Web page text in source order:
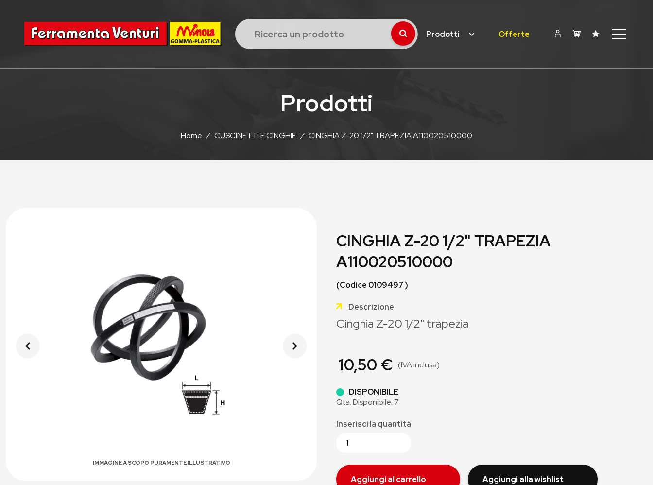
Prodotti Offerte
Prodotti
Home / CUSCINETTI E CINGHIE / CINGHIA Z-20 1/2" TRAPEZIA A110020510000
IMMAGINE A SCOPO PURAMENTE ILLUSTRATIVO
CINGHIA Z-20 1/2" TRAPEZIA
A110020510000
(Codice 0109497 )
Descrizione
Cinghia Z-20 1/2" trapezia
10,50 € (IVA inclusa)
DISPONIBILE
Qta. Disponibile: 7
Inserisci la quantità
Aggiungi al carrello Aggiungi alla wishlist